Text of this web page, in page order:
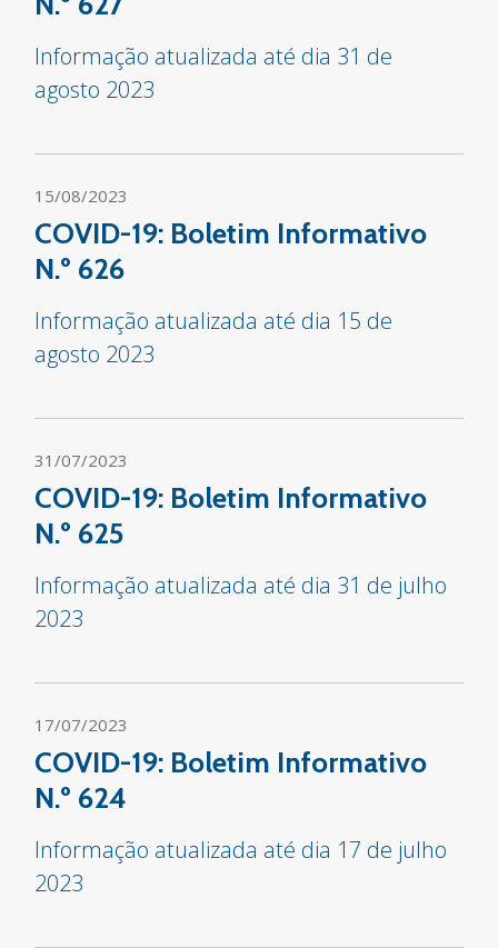
Informação atualizada até dia 31 de
agosto 2023
15/08/2023
COVID-19: Boletim Informativo
N.º 626
Informação atualizada até dia 15 de
agosto 2023
31/07/2023
COVID-19: Boletim Informativo
N.º 625
Informação atualizada até dia 31 de julho
2023
17/07/2023
COVID-19: Boletim Informativo
N.º 624
Informação atualizada até dia 17 de julho
2023